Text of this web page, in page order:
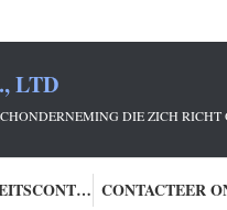
LTD
DIE ZICH
KWALITEITSCONTROLE CONTACTEER